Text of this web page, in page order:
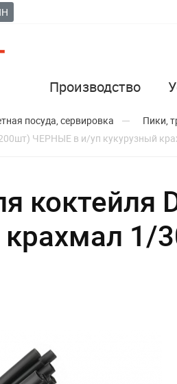
Производство
посуда, сервировка Пики,
ЧЕРНЫЕ в и/уп кукурузный
1/